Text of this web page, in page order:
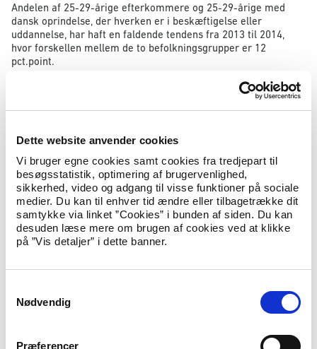
Dette website anvender cookies
Vi bruger egne cookies samt cookies fra tredjepart til
besøgsstatistik, optimering af brugervenlighed,
sikkerhed, video og adgang til visse funktioner på sociale
medier. Du kan til enhver tid ændre eller tilbagetrække dit
samtykke via linket ”Cookies” i bunden af siden. Du kan
desuden læse mere om brugen af cookies ved at klikke
på ”Vis detaljer” i dette banner.
Nødvendig
Præferencer
Andelen af 25-29-årige efterkommere og 25-29-årige med
dansk oprindelse, der hverken er i beskæftigelse eller
uddannelse, har haft en faldende tendens fra 2013 til 2014,
hvor forskellen mellem de to befolkningsgrupper er 12
pct.point.
Kvinder ligger 3 pct.point højere end mænd, både når det
gælder unge efterkommere med ikke-vestlig oprindelse og
unge med dansk oprindelse.
Der er forholdsvis mange unge efterkommere
med oprindelse i Libanon, som hverken er i
beskæftigelse eller under uddannelse
Unge efterkommere med oprindelse i Libanon og Irak har de
højeste andele, der hverken er i uddannelse eller i
beskæftigelse, blandt de oprindelseslande med mere end 100
efterkommere mellem 25 og 29 år. Tallene ligger noget over
Unge efterkommere mellem 25 og 29 år med oprindelse i Sri
Lanka og Vietnam har den mindste andel på henholdsvis 17 og